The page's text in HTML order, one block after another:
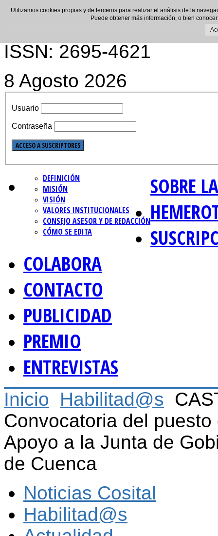
ISSN: 2695-4621
8 Agosto 2026
Usuario
Contraseña
SOBRE
DEFINICIÓN
MISIÓN
VISIÓN
VALORES INSTITUCIONALES
CONSEJO ASESOR Y DE REDACCIÓN
CÓMO SE EDITA
COLABORA
CONTACTO
PUBLICIDAD
PREMIO
ENTREVISTAS
Inicio Habilitad@s
Convocatoria del
Apoyo a la Junta de
de Cuenca
Noticias Cosital
Habilitad@s
Utilizamos cookies propias y de terceros para realizar el análisis de la
Puede obtener más información, o bien